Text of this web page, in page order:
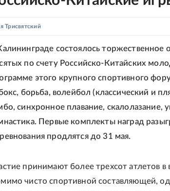
Трисвятский
состоялось
по счету Российско-Китайских
этого крупного спортивного
борьба, волейбол (классический и
синхронное плавание, скалолазание,
Первые комплекты наград
продлятся до 31 мая.
принимают более трехсот атлетов в
чисто спортивной составляющей,